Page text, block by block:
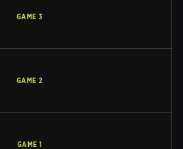
GAME 3
GAME 2
GAME 1